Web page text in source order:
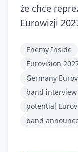
że chce
Eurowizji
Enemy Inside
Eurovision
Germany
band interview
potential
band